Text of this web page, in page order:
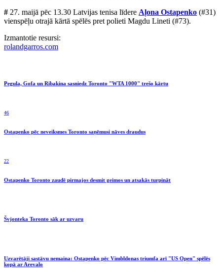
# 27. maijā pēc 13.30 Latvijas tenisa līdere Aļona Ostapenko (#31)
vienspēļu otrajā kārtā spēlēs pret polieti Magdu Lineti (#73).
Izmantotie resursi:
rolandgarros.com
Pegula, Gofa un Ribakina sasniedz Toronto "WTA 1000" trešo kārtu
46
Ostapenko pēc neveiksmes Toronto saņēmusi nāves draudus
22
Ostapenko Toronto zaudē pirmajos desmit geimos un atsakās turpināt
Švjonteka Toronto sāk ar uzvaru
Uzvarētāji sastāvu nemaina: Ostapenko pēc Vimbldonas triumfa arī "US Open" spēlēs
kopā ar Arevalo